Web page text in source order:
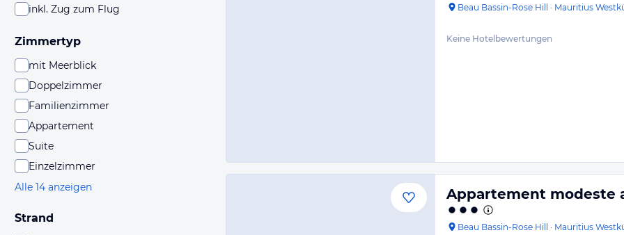
inkl. Zug zum Flug
Zimmertyp
mit Meerblick
Doppelzimmer
Familienzimmer
Appartement
Suite
Einzelzimmer
Alle 14 anzeigen
Strand
Beau Bassin-Rose Hill · Mauritius
Keine Hotelbewertungen
Appartement modeste
Beau Bassin-Rose Hill · Mauritius